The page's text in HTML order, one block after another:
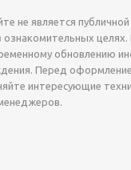
не является
ознакомительных целях.
обновлению
Перед
интересующие